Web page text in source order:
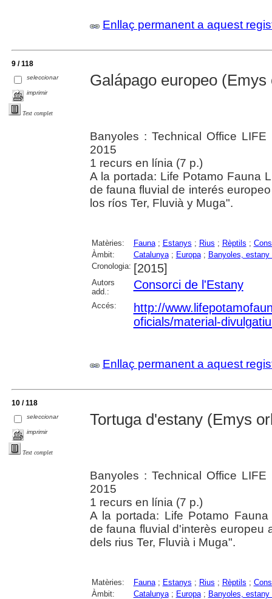
Enllaç permanent a aquest
9 / 118
seleccionar
imprimir
Text complet
Galápago europeo
Banyoles : Technical Office
2015
1 recurs en línia (7 p.)
A la portada: Life Potamo Fauna
de fauna fluvial de interés
los ríos Ter, Fluvià y Muga".
Matèries: Fauna; Estanys ; Rius ; Rèptils ;
Àmbit:
Catalunya; Europa; Banyoles, estany
Cronologia: [2015]
Autors
add.:
Consorci de l'Estany
Accés:
http://
oficials/material-
Enllaç permanent a aquest
10 / 118
seleccionar
imprimir
Text complet
Tortuga d'estany (Emys
Banyoles : Technical Office
2015
1 recurs en línia (7 p.)
A la portada: Life Potamo Fauna
de fauna fluvial d'interès europeu
dels rius Ter, Fluvià i Muga".
Matèries: Fauna; Estanys ; Rius ; Rèptils ;
Àmbit:
Catalunya; Europa; Banyoles, estany